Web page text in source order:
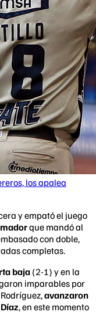
los apalea
y empató el juego
que mandó al
con doble,
completas.
baja (2-1) y en la
imparables por
avanzaron
, en este momento